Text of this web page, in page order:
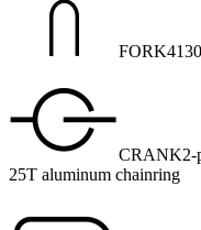
FORK
CRANK2-
25T aluminum chainring